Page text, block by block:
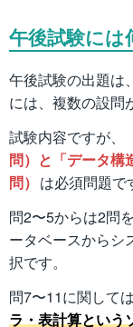
午後試験には
午後試験の出題は、
には、複数の設問
試験内容ですが、
問）と「データ構
問） は必須問題で
問2〜5からは2問
ータベースからシ
択です。
問7〜11に関しては
ラ・表計算という